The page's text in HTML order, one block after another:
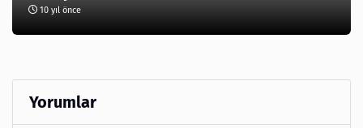
10 yıl önce
Yorumlar